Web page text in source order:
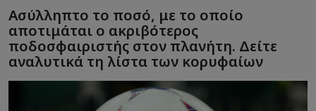
Ασύλληπτο το ποσό, με το οποίο
αποτιμάται ο ακριβότερος
ποδοσφαιριστής στον πλανήτη. Δείτε
αναλυτικά τη λίστα των κορυφαίων